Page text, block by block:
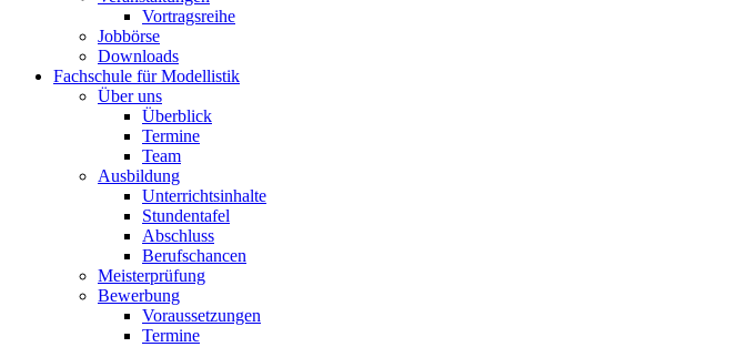
Vortragsreihe
Jobbörse
Downloads
Fachschule für Modellistik
Über uns
Überblick
Termine
Team
Ausbildung
Unterrichtsinhalte
Stundentafel
Abschluss
Berufschancen
Meisterprüfung
Bewerbung
Voraussetzungen
Termine